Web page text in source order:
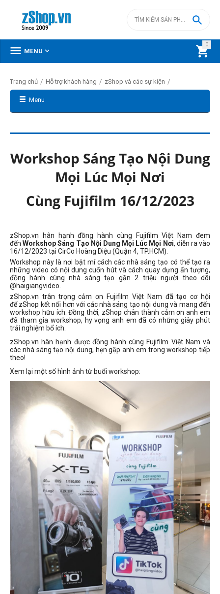
0


 MENU 
Trang chủ / Hỗ trợ khách hàng / zShop và các sự kiện /
Menu
Workshop Sáng Tạo Nội Dung
Mọi Lúc Mọi Nơi
Cùng Fujifilm 16/12/2023
zShop.vn hân hạnh đồng hành cùng Fujifilm Việt Nam đem
đếnWorkshop Sáng Tạo Nội Dung Mọi Lúc Mọi Nơi, diễn ra vào
16/12/2023 tại CirCo Hoàng Diệu (Quận 4, TP.HCM).
Workshop này là nơi bật mí cách các nhà sáng tạo có thể tạo ra
những video có nội dung cuốn hút và cách quay dựng ấn tượng,
đồng hành cùng nhà sáng tạo gần 2 triệu người theo dõi
@haigiangvideo.
zShop.vn trân trọng cảm ơn Fujifilm Việt Nam đã tạo cơ hội
để zShop kết nối hơn với các nhà sáng tạo nội dung và mang đến
workshop hữu ích. Đồng thời, zShop chân thành cảm ơn anh em
đã tham gia workshop, hy vọng anh em đã có những giây phút
trải nghiệm bổ ích.
zShop.vn hân hạnh được đồng hành cùng Fujifilm Việt Nam và
các nhà sáng tạo nội dung, hẹn gặp anh em trong workshop tiếp
theo!
Xem lại một số hình ảnh từ buổi workshop: